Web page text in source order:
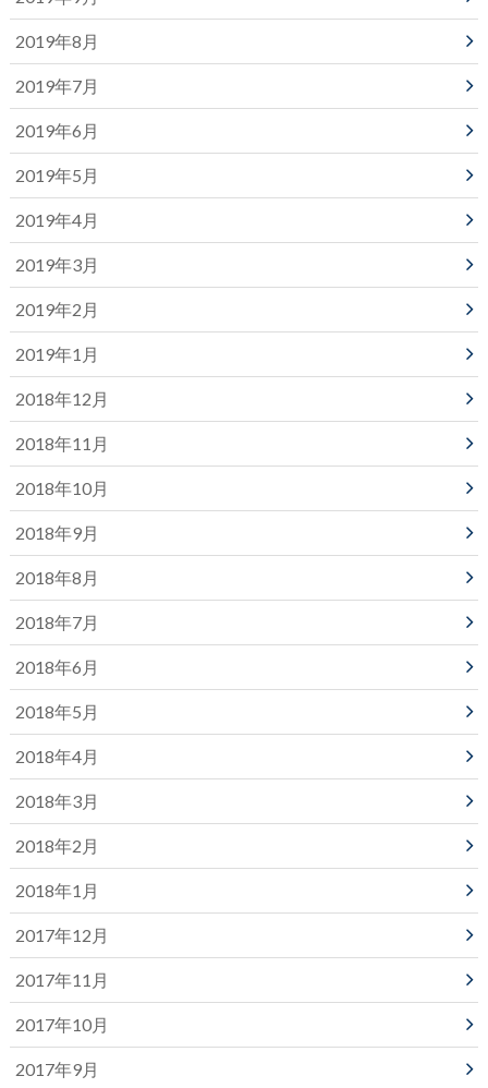
2019年8月
2019年7月
2019年6月
2019年5月
2019年4月
2019年3月
2019年2月
2019年1月
2018年12月
2018年11月
2018年10月
2018年9月
2018年8月
2018年7月
2018年6月
2018年5月
2018年4月
2018年3月
2018年2月
2018年1月
2017年12月
2017年11月
2017年10月
2017年9月